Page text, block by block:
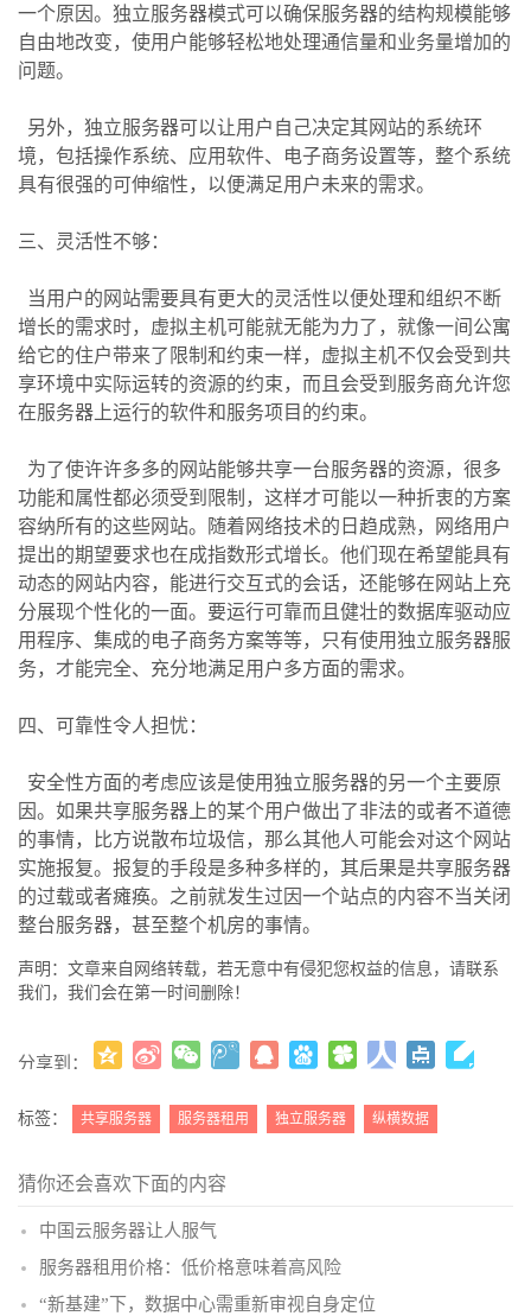
一个原因。独立服务器模式可以确保服务器的结构规模能够
自由地改变，使用户能够轻松地处理通信量和业务量增加的
问题。
另外，独立服务器可以让用户自己决定其网站的系统环
境，包括操作系统、应用软件、电子商务设置等，整个系统
具有很强的可伸缩性，以便满足用户未来的需求。
三、灵活性不够：
当用户的网站需要具有更大的灵活性以便处理和组织不断
增长的需求时，虚拟主机可能就无能为力了，就像一间公寓
给它的住户带来了限制和约束一样，虚拟主机不仅会受到共
享环境中实际运转的资源的约束，而且会受到服务商允许您
在服务器上运行的软件和服务项目的约束。
为了使许许多多的网站能够共享一台服务器的资源，很多
功能和属性都必须受到限制，这样才可能以一种折衷的方案
容纳所有的这些网站。随着网络技术的日趋成熟，网络用户
提出的期望要求也在成指数形式增长。他们现在希望能具有
动态的网站内容，能进行交互式的会话，还能够在网站上充
分展现个性化的一面。要运行可靠而且健壮的数据库驱动应
用程序、集成的电子商务方案等等，只有使用独立服务器服
务，才能完全、充分地满足用户多方面的需求。
四、可靠性令人担忧：
安全性方面的考虑应该是使用独立服务器的另一个主要原
因。如果共享服务器上的某个用户做出了非法的或者不道德
的事情，比方说散布垃圾信，那么其他人可能会对这个网站
实施报复。报复的手段是多种多样的，其后果是共享服务器
的过载或者瘫痪。之前就发生过因一个站点的内容不当关闭
整台服务器，甚至整个机房的事情。
声明：文章来自网络转载，若无意中有侵犯您权益的信息，请联系
我们，我们会在第一时间删除！
分享到：
( )
标签： 共享服务器 服务器租用 独立服务器 纵横数据
猜你还会喜欢下面的内容
中国云服务器让人服气
服务器租用价格：低价格意味着高风险
“新基建”下，数据中心需重新审视自身定位